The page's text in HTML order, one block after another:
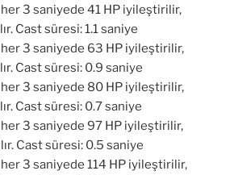
3 saniyede 41 HP iyileştirilir,
Cast süresi: 1.1 saniye
3 saniyede 63 HP iyileştirilir,
Cast süresi: 0.9 saniye
3 saniyede 80 HP iyileştirilir,
Cast süresi: 0.7 saniye
3 saniyede 97 HP iyileştirilir,
Cast süresi: 0.5 saniye
3 saniyede 114 HP iyileştirilir,